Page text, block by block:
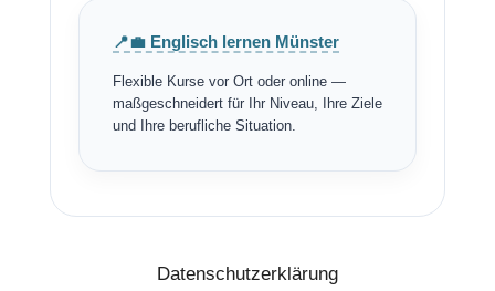
📍💼 Englisch lernen Münster
Flexible Kurse vor Ort oder online —
maßgeschneidert für Ihr Niveau, Ihre Ziele
und Ihre berufliche Situation.
Datenschutzerklärung